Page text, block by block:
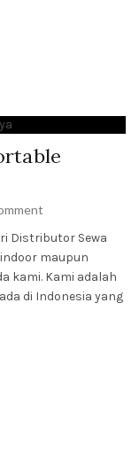
Distributor Sewa
maupun
kami. Kami adalah
di Indonesia yang